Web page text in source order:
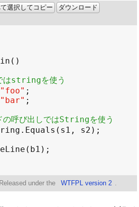
選択してコピー
ダウンロード
はstringを使う
"foo"
"bar"
呼び出しではStringを使う
. Equals ( s1 , s2
( b1
under the WTFPL version 2 .